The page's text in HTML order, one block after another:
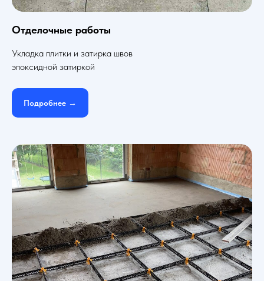
Отделочные работы
Укладка плитки и затирка швов
эпоксидной затиркой
Подробнее →